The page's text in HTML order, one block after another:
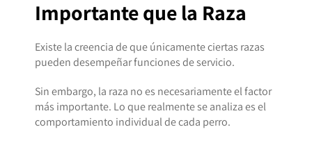
Importante que la Raza
Existe la creencia de que únicamente ciertas razas
pueden desempeñar funciones de servicio.
Sin embargo, la raza no es necesariamente el factor
más importante. Lo que realmente se analiza es el
comportamiento individual de cada perro.